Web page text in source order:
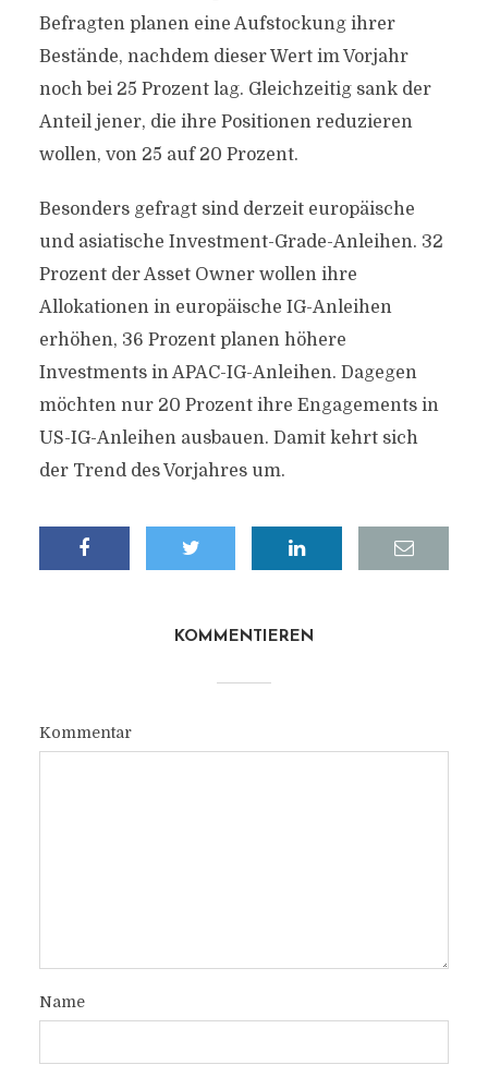
Befragten planen eine Aufstockung ihrer
Bestände, nachdem dieser Wert im Vorjahr
noch bei 25 Prozent lag. Gleichzeitig sank der
Anteil jener, die ihre Positionen reduzieren
wollen, von 25 auf 20 Prozent.
Besonders gefragt sind derzeit europäische
und asiatische Investment-Grade-Anleihen. 32
Prozent der Asset Owner wollen ihre
Allokationen in europäische IG-Anleihen
erhöhen, 36 Prozent planen höhere
Investments in APAC-IG-Anleihen. Dagegen
möchten nur 20 Prozent ihre Engagements in
US-IG-Anleihen ausbauen. Damit kehrt sich
der Trend des Vorjahres um.
KOMMENTIEREN
Kommentar
Name